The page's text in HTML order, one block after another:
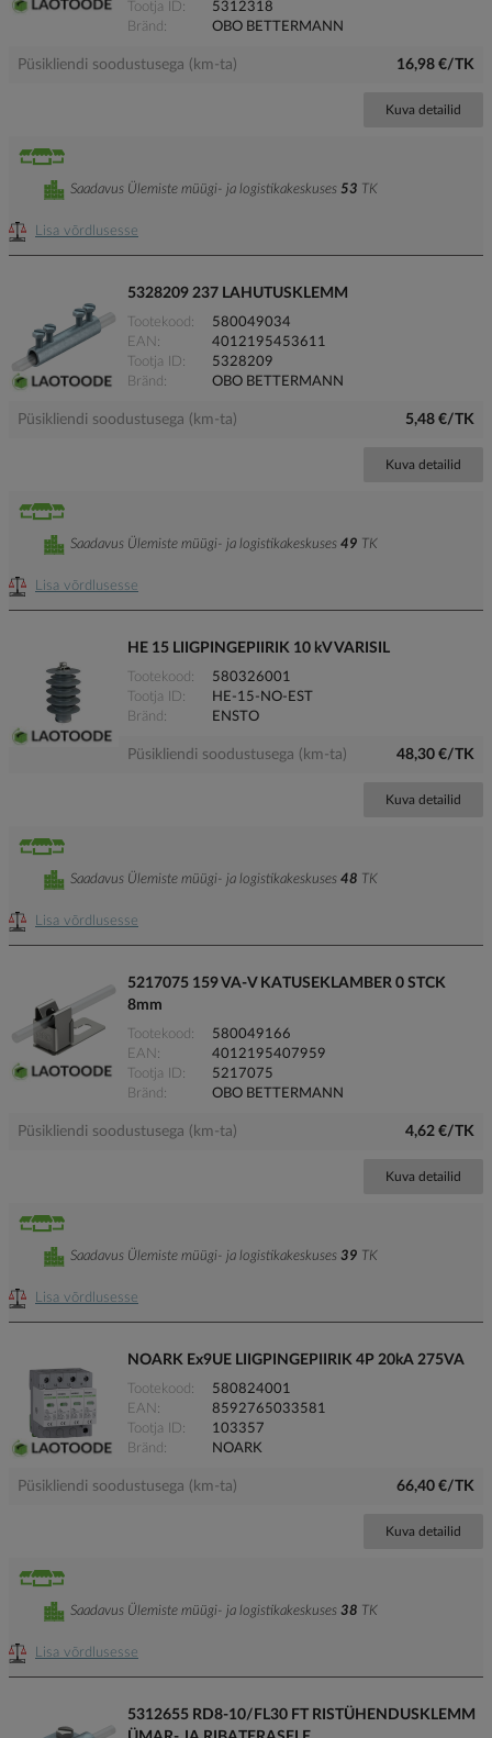
Tootja ID
5312318
Bränd
OBO BETTERMANN
Püsikliendi soodustusega (km-ta) 16,98 €/TK
Kuva detailid
Lisa võrdlusesse
Saadavus Ülemiste müügi- ja logistikakeskuses 53 TK
5328209 237 LAHUTUSKLEMM
Tootekood
580049034
EAN
4012195453611
Tootja ID
5328209
Bränd
OBO BETTERMANN
Püsikliendi soodustusega (km-ta) 5,48 €/TK
Kuva detailid
Lisa võrdlusesse
Saadavus Ülemiste müügi- ja logistikakeskuses 49 TK
HE 15 LIIGPINGEPIIRIK 10 kV VARISIL
Tootekood
580326001
Tootja ID
HE-15-NO-EST
Bränd
ENSTO
Püsikliendi soodustusega (km-ta) 48,30 €/TK
Kuva detailid
Lisa võrdlusesse
Saadavus Ülemiste müügi- ja logistikakeskuses 48 TK
5217075 159 VA-V KATUSEKLAMBER 0 STCK
8mm
Tootekood
580049166
EAN
4012195407959
Tootja ID
5217075
Bränd
OBO BETTERMANN
Püsikliendi soodustusega (km-ta) 4,62 €/TK
Kuva detailid
Lisa võrdlusesse
Saadavus Ülemiste müügi- ja logistikakeskuses 39 TK
NOARK Ex9UE LIIGPINGEPIIRIK 4P 20kA 275VA
Tootekood
580824001
EAN
8592765033581
Tootja ID
103357
Bränd
NOARK
Püsikliendi soodustusega (km-ta) 66,40 €/TK
Kuva detailid
Lisa võrdlusesse
Saadavus Ülemiste müügi- ja logistikakeskuses 38 TK
5312655 RD8-10/FL30 FT RISTÜHENDUSKLEMM